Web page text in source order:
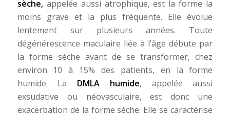
sèche,appelée aussi atrophique, est la forme la
moins grave et la plus fréquente. Elle évolue
lentement sur plusieurs années. Toute
dégénérescence maculaire liée à l’âge débute par
la forme sèche avant de se transformer, chez
environ 10 à 15% des patients, en la forme
humide. La DMLA humide, appelée aussi
exsudative ou néovasculaire, est donc une
exacerbation de la forme sèche. Elle se caractérise